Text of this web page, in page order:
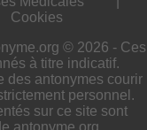
Cookies
© 2026 - Ces
à titre indicatif.
des antonymes courir
personnel.
sur ce site sont
antonyme.org